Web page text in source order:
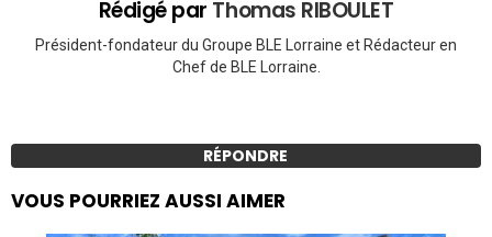
Rédigé par Thomas RIBOULET
Président-fondateur du Groupe BLE Lorraine et Rédacteur en
Chef de BLE Lorraine.
RÉPONDRE
VOUS POURRIEZ AUSSI AIMER